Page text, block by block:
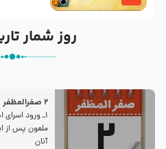
روز شمار
2 صفرالمظفر
1ـ ورود
ملعون پس از
آنان